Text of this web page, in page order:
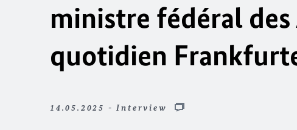
ministre fédéral
quotidien
14.05.2025 - Interview